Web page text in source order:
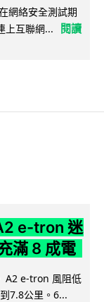
網絡安全測試期
上互聯網...
閱讀
e-tron 迷
滿 8 成電
A2 e-tron 風阻低
7.8公里。6...